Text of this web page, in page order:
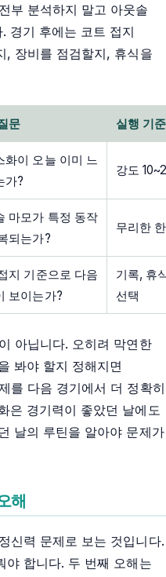
부 분석하지 말고 아웃솔
경기 후에는 코트 접지
, 장비를 점검할지, 휴식을
문 실행 기준
화이 오늘 이미 느
가?
강도
마모가 특정 동작
되는가?
무리한
지 기준으로 다음
보이는가?
기록, 휴
선택
아닙니다. 오히려 막연한
봐야 할지 정해지면
를 다음 경기에서 더 정확히
은 경기력이 좋았던 날에도
날의 루틴을 알아야 문제가
해
신력 문제로 보는 것입니다.
야 합니다. 두 번째 오해는